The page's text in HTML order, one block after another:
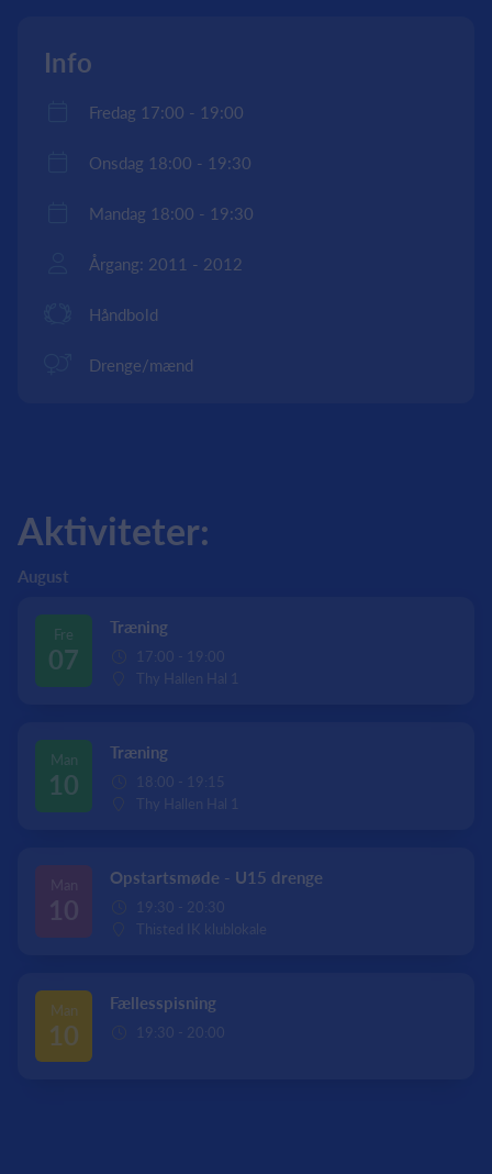
Info
Fredag 17:00 - 19:00
Onsdag 18:00 - 19:30
Mandag 18:00 - 19:30
Årgang: 2011 - 2012
Håndbold
Drenge/mænd
Aktiviteter:
August
Fre
07
Træning
17:00 - 19:00
Thy Hallen Hal 1
Man
10
Træning
18:00 - 19:15
Thy Hallen Hal 1
Opstartsmøde - U15 drenge
19:30 - 20:30
Thisted IK klublokale
Man
10
Fællesspisning
19:30 - 20:00